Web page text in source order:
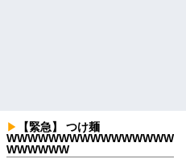
【緊急】 つけ麺
WWWWWWWWWWWWWWWW
WWWWWW